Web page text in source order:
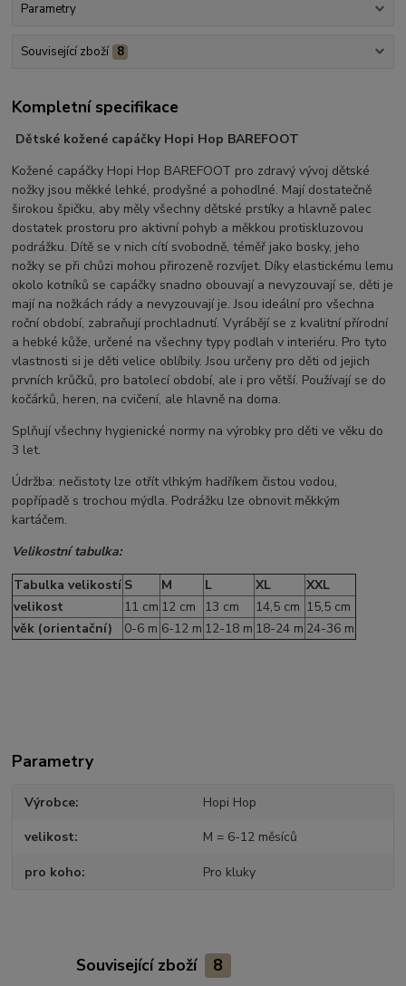
Parametry
Související zboží 8
Kompletní specifikace
Dětské kožené capáčky Hopi Hop BAREFOOT
Kožené capáčky Hopi Hop BAREFOOT pro zdravý vývoj dětské
nožky jsou měkké lehké, prodyšné a pohodlné. Mají dostatečně
širokou špičku, aby měly všechny dětské prstíky a hlavně palec
dostatek prostoru pro aktivní pohyb a měkkou protiskluzovou
podrážku. Dítě se v nich cítí svobodně, téměř jako bosky, jeho
nožky se při chůzi mohou přirozeně rozvíjet. Díky elastickému lemu
okolo kotníků se capáčky snadno obouvají a nevyzouvají se, děti je
mají na nožkách rády a nevyzouvají je. Jsou ideální pro všechna
roční období, zabraňují prochladnutí. Vyrábějí se z kvalitní přírodní
a hebké kůže, určené na všechny typy podlah v interiéru. Pro tyto
vlastnosti si je děti velice oblíbily. Jsou určeny pro děti od jejich
prvních krůčků, pro batolecí období, ale i pro větší. Používají se do
kočárků, heren, na cvičení, ale hlavně na doma.
Splňují všechny hygienické normy na výrobky pro děti ve věku do
3 let.
Údržba: nečistoty lze otřít vlhkým hadříkem čistou vodou,
popřípadě s trochou mýdla. Podrážku lze obnovit měkkým
kartáčem.
Velikostní tabulka:
Tabulka velikostí S M L XL
XXL
velikost
11 cm 12 cm 13 cm 14,5 cm 15,5 cm
věk (orientační)
0-6 m 6-12 m 12-18 m 18-24 m 24-36 m
Parametry
Výrobce Hopi Hop
velikost M = 6-12 měsíců
pro koho Pro kluky
Související zboží 8